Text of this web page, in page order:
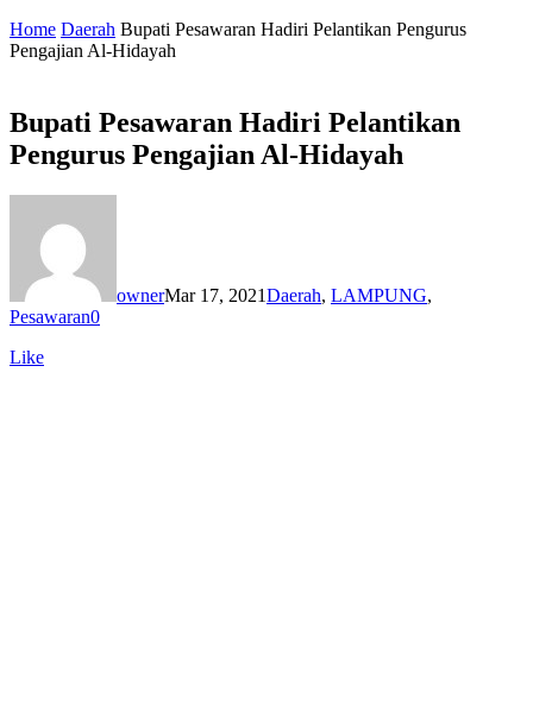
Home Daerah Bupati Pesawaran Hadiri Pelantikan Pengurus
Pengajian Al-Hidayah
Bupati Pesawaran Hadiri Pelantikan
Pengurus Pengajian Al-Hidayah
ownerMar 17, 2021Daerah, LAMPUNG,
Pesawaran0
Like